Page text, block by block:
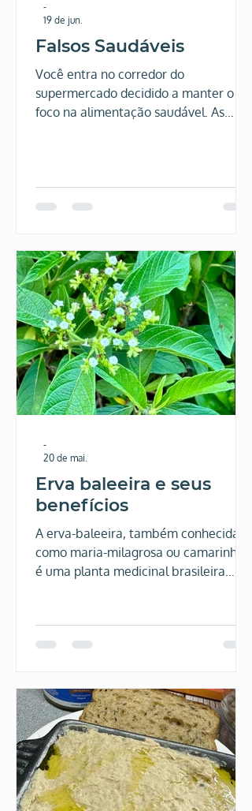
Falsos Saudáveis
Você entra no corredor do
supermercado decidido a manter o
foco na alimentação saudável. As
carrinho. Mas, dias depois, percebe
que o peso não muda, a disposição
está acontecendo?
-
19 de jun.
Erva baleeira e seus
benefícios
A erva-baleeira, também conhecida
como maria-milagrosa ou camarinha,
é uma planta medicinal brasileira
e desconfortos nas articulações. Seu
nome científico é Cordia verbenacea e
devido ao interesse científico em suas
propriedades anti-inflamatórias e
analgésicas.
-
20 de mai.